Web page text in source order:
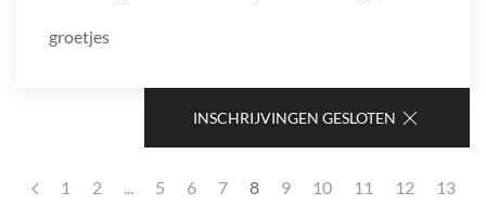
groetjes
INSCHRIJVINGEN GESLOTEN
1 2 5 6 7 8 9 10 11 12
13